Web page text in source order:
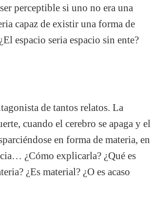
perceptible si uno no era una
capaz de existir una forma de
espacio seria espacio sin ente?
de tantos relatos. La
cuando el cerebro se apaga y el
en forma de materia, en
¿Cómo explicarla? ¿Qué es
¿Es material? ¿O es acaso